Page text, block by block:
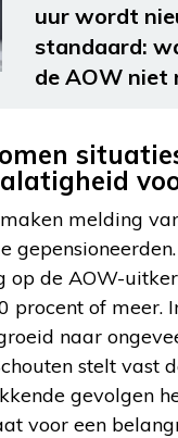
uur wordt
standaard:
de AOW niet
melding
op de AOW-
procent of meer.
naar
stelt vast
gevolgen
voor een